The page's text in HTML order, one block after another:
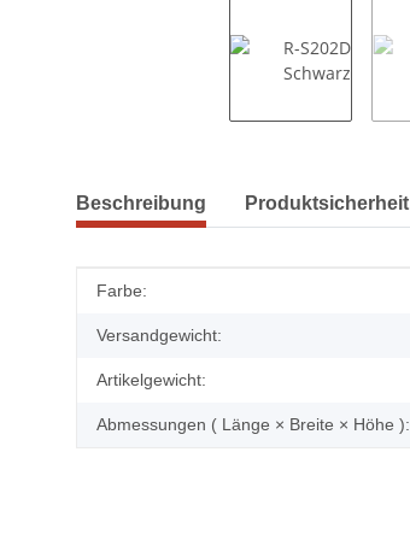
weitere Registerkarten anzeigen
Beschreibung Produktsicherheit
Produkteigenschaft
Wert
Farbe:
Versandgewicht:
Artikelgewicht:
Abmessungen ( Länge × Breite × Höhe ):